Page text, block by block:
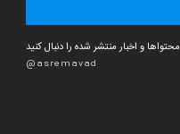
محتواها و اخبار منتشر شده را دنبال کنید
@asremavad